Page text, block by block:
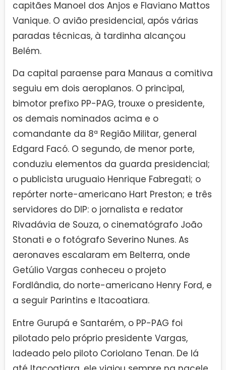
capitães Manoel dos Anjos e Flaviano Mattos
Vanique. O avião presidencial, após várias
paradas técnicas, à tardinha alcançou
Belém.
Da capital paraense para Manaus a comitiva
seguiu em dois aeroplanos. O principal,
bimotor prefixo PP-PAG, trouxe o presidente,
os demais nominados acima e o
comandante da 8ª Região Militar, general
Edgard Facó. O segundo, de menor porte,
conduziu elementos da guarda presidencial;
o publicista uruguaio Henrique Fabregati; o
repórter norte-americano Hart Preston; e três
servidores do DIP: o jornalista e redator
Rivadávia de Souza, o cinematógrafo João
Stonati e o fotógrafo Severino Nunes. As
aeronaves escalaram em Belterra, onde
Getúlio Vargas conheceu o projeto
Fordlândia, do norte-americano Henry Ford, e
a seguir Parintins e Itacoatiara.
Entre Gurupá e Santarém, o PP-PAG foi
pilotado pelo próprio presidente Vargas,
ladeado pelo piloto Coriolano Tenan. De lá